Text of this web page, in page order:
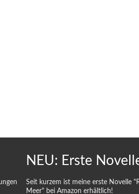
NEU: Erste
Seit kurzem ist meine erste Novelle
Meer" bei Amazon erhältlich!